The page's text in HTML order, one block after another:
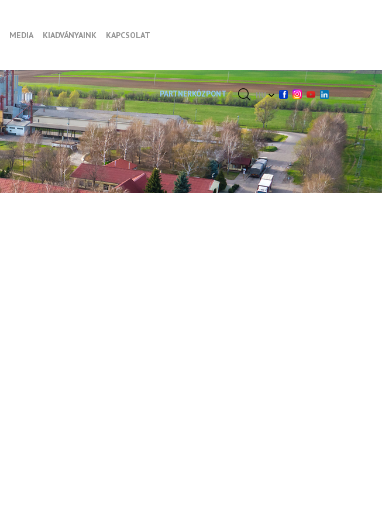
MEDIA KIADVÁNYAINK KAPCSOLAT
PARTNERKÖZPONT HU